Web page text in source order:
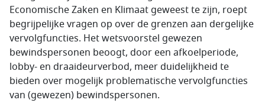
Economische Zaken en Klimaat geweest te zijn, roept
begrijpelijke vragen op over de grenzen aan dergelijke
vervolgfuncties. Het wetsvoorstel gewezen
bewindspersonen beoogt, door een afkoelperiode,
lobby- en draaideurverbod, meer duidelijkheid te
bieden over mogelijk problematische vervolgfuncties
van (gewezen) bewindspersonen.